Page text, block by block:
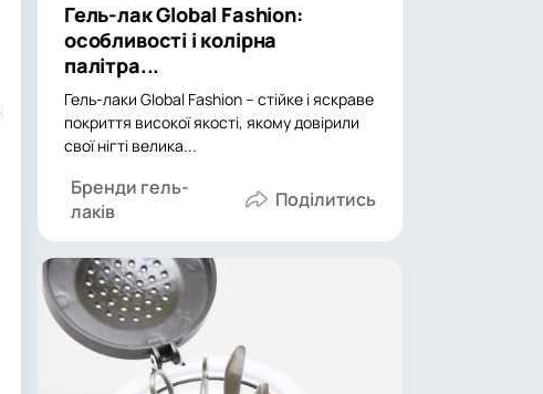
Гель-лак Global Fashion:
особливості і колірна
палітра...
Гель-лаки Global Fashion – стійке і яскраве
покриття високої якості, якому довірили
свої нігті велика...
Бренди гель-
лаків